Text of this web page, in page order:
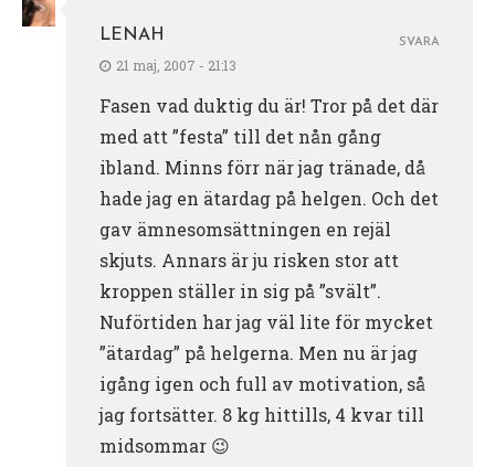
LENAH
21 maj, 2007 - 21:13
Fasen vad duktig du är! Tror på det där
med att ”festa” till det nån gång
ibland. Minns förr när jag tränade, då
hade jag en ätardag på helgen. Och det
gav ämnesomsättningen en rejäl
skjuts. Annars är ju risken stor att
kroppen ställer in sig på ”svält”.
Nuförtiden har jag väl lite för mycket
”ätardag” på helgerna. Men nu är jag
igång igen och full av motivation, så
jag fortsätter. 8 kg hittills, 4 kvar till
midsommar 😉
SVARA